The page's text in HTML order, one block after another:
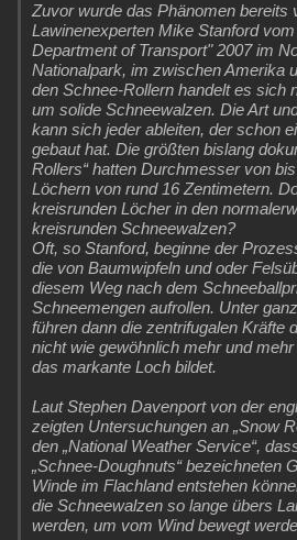
Zuvor wurde das Phänomen bereits
Lawinenexperten Mike Stanford
Department of Transport" 2007 im
Nationalpark, im zwischen Amerika
den Schnee-Rollern handelt es sich
um solide Schneewalzen. Die Art
kann sich jeder ableiten, der schon
gebaut hat. Die größten bislang
Rollers“ hatten Durchmesser von
Löchern von rund 16 Zentimetern.
kreisrunden Löcher in den
kreisrunden Schneewalzen?
Oft, so Stanford, beginne der
die von Baumwipfeln und oder
diesem Weg nach dem
Schneemengen aufrollen. Unter
führen dann die zentrifugalen Kräfte
nicht wie gewöhnlich mehr und
das markante Loch bildet.
Laut Stephen Davenport von der
zeigten Untersuchungen an „Snow
den „National Weather Service“,
„Schnee-Doughnuts“ bezeichneten
Winde im Flachland entstehen
die Schneewalzen so lange übers
werden, um vom Wind bewegt